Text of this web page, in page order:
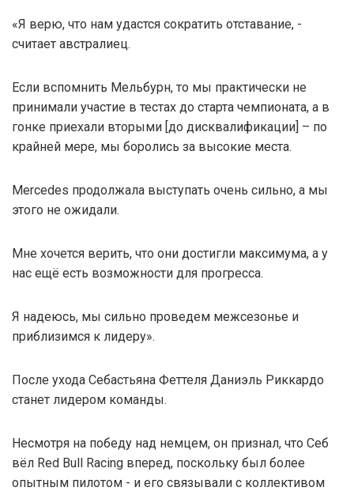
«Я верю, что нам удастся сократить отставание, -
считает австралиец.
Если вспомнить Мельбурн, то мы практически не
принимали участие в тестах до старта чемпионата, а в
гонке приехали вторыми [до дисквалификации] – по
крайней мере, мы боролись за высокие места.
Mercedes продолжала выступать очень сильно, а мы
этого не ожидали.
Мне хочется верить, что они достигли максимума, а у
нас ещё есть возможности для прогресса.
Я надеюсь, мы сильно проведем межсезонье и
приблизимся к лидеру».
После ухода Себастьяна Феттеля Даниэль Риккардо
станет лидером команды.
Несмотря на победу над немцем, он признал, что Себ
вёл Red Bull Racing вперед, поскольку был более
опытным пилотом - и его связывали с коллективом